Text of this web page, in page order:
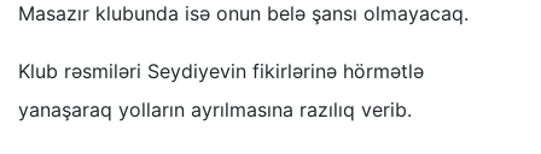
Masazır klubunda isə onun belə şansı olmayacaq.
Klub rəsmiləri Seydiyevin fikirlərinə hörmətlə
yanaşaraq yolların ayrılmasına razılıq verib.